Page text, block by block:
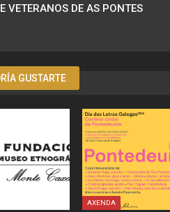
VETERANOS DE AS PONTES
GUSTARTE
AXENDA